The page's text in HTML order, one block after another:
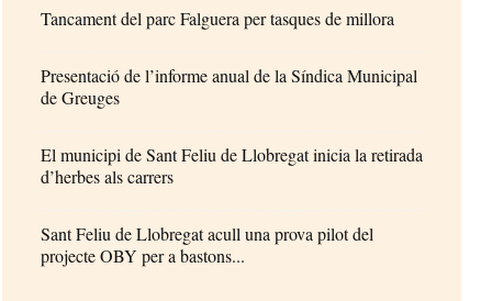
Tancament del parc Falguera per tasques de millora
Presentació de l’informe anual de la Síndica Municipal
de Greuges
El municipi de Sant Feliu de Llobregat inicia la retirada
d’herbes als carrers
Sant Feliu de Llobregat acull una prova pilot del
projecte OBY per a bastons...